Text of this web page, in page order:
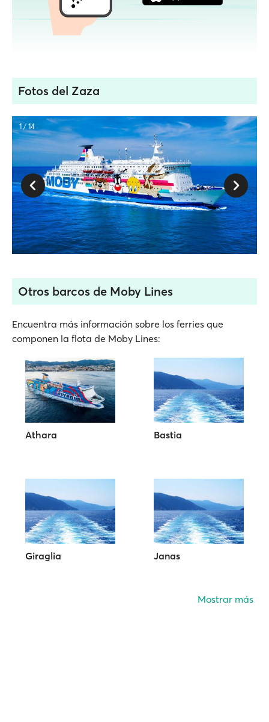
Fotos del Zaza
1 / 14
Otros barcos de Moby Lines
Encuentra más información sobre los ferries que
componen la flota de Moby Lines:
Athara Bastia
Giraglia Janas
Mostrar más